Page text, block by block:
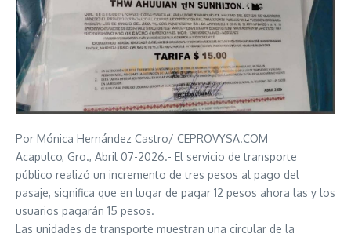
Por Mónica Hernández Castro/ CEPROVYSA.COM
Acapulco, Gro., Abril 07-2026.- El servicio de transporte
público realizó un incremento de tres pesos al pago del
pasaje, significa que en lugar de pagar 12 pesos ahora las y los
usuarios pagarán 15 pesos.
Las unidades de transporte muestran una circular de la